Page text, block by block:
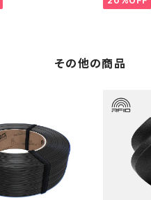
その他の商品